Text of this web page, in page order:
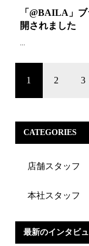
「@BAILA」
開されました
...
1 2 3
CATEGORIES
店舗スタッフ
本社スタッフ
最新のインタビ